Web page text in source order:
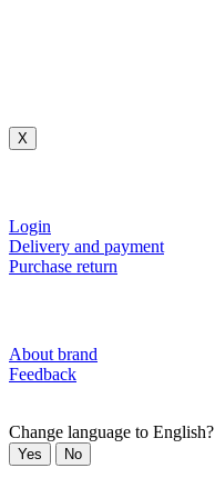
X
Login
Delivery and payment
Purchase return
About brand
Feedback
Change language to English?
Yes No